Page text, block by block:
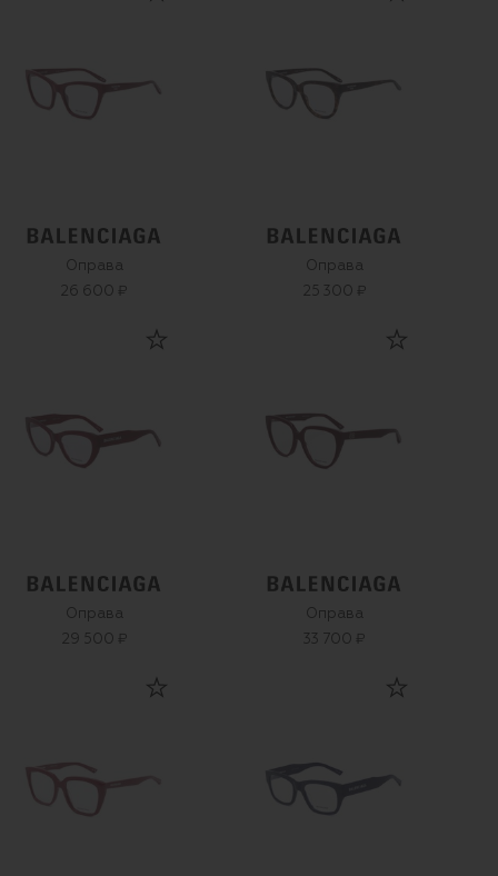
Оправа
26 600 ₽
Оправа
25 300 ₽
Оправа
29 500 ₽
Оправа
33 700 ₽